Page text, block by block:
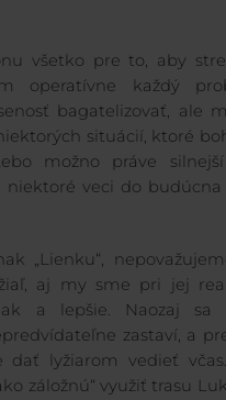
všetko pre to, aby
operatívne každý
bagatelizovať, ale
situácií, ktoré
možno práve
niektoré veci do
„Lienku“,
aj my sme pri jej
a lepšie. Naozaj sa
zastaví, a
lyžiarom vedieť
záložnú“ využiť trasu